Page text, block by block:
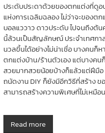
ประดับประดาด้วยของตกแต่งที่ดูอ
แห่งการเฉลิมฉลอง ไม่ว่าจะของต
บอลแววาว ดาวประดับ ไปจนถึง
นี้ล้วนเป็นสัญลักษณ์ ประจำเทศกา
นวลขึ้นได้อย่างไม่น่าเชื่อ บางคนก็
ตกแต่งบ้าน/ร้านตัวเอง แต่บางค
สวยมากสวยน้อยบ้างก็แล้วแต่ฝีมือ
ถนัดงาน DIY ก็ยังมีอีกวิธีที่สร้าง
สามารถสร้างความพิเศษที่ไม่เหมือ
Read more